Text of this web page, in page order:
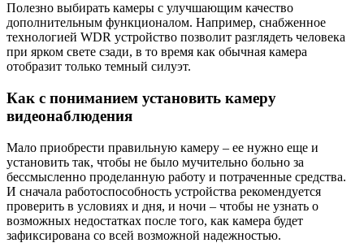
Полезно выбирать камеры с улучшающим качество
дополнительным функционалом. Например, снабженное
технологией WDR устройство позволит разглядеть человека
при ярком свете сзади, в то время как обычная камера
отобразит только темный силуэт.
Как с пониманием установить камеру
видеонаблюдения
Мало приобрести правильную камеру – ее нужно еще и
установить так, чтобы не было мучительно больно за
бессмысленно проделанную работу и потраченные средства.
И сначала работоспособность устройства рекомендуется
проверить в условиях и дня, и ночи – чтобы не узнать о
возможных недостатках после того, как камера будет
зафиксирована со всей возможной надежностью.